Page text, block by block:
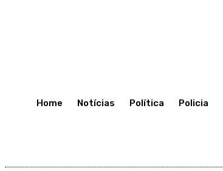
Home Notícias Política Policia